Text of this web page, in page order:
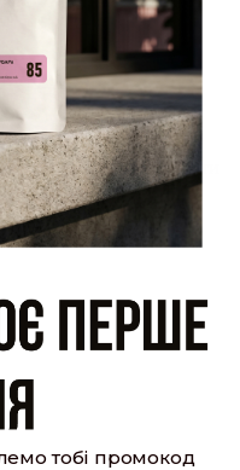
roasters і вже
щоб отримувати
тобі промокод